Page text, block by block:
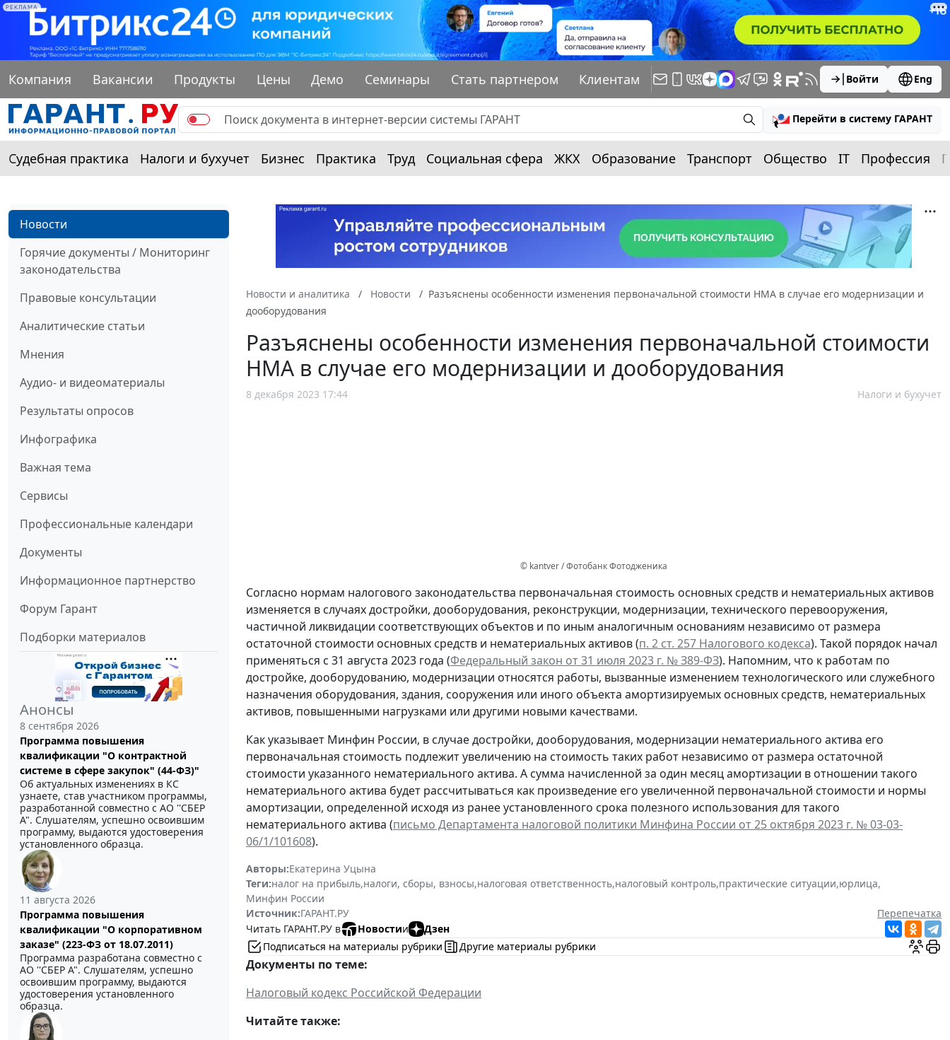
РЕКЛАМА
Компания Вакансии Продукты Цены Демо Семинары Стать партнером Клиентам Войти Eng
Перейти в систему ГАРАНТ
Судебная практика Налоги и бухучет Бизнес Практика Труд Социальная сфера ЖКХ Образование Транспорт Общество IT Профессия
Новости
Горячие документы / Мониторинг
законодательства
Правовые консультации
Аналитические статьи
Мнения
Аудио- и видеоматериалы
Результаты опросов
Инфографика
Важная тема
Сервисы
Профессиональные календари
Документы
Информационное партнерство
Форум Гарант
Подборки материалов
Анонсы
8 сентября 2026
Программа повышения
квалификации "О контрактной
системе в сфере закупок" (44-ФЗ)"
Об актуальных изменениях в КС
узнаете, став участником программы,
разработанной совместно с АО ''СБЕР
А". Слушателям, успешно освоившим
программу, выдаются удостоверения
установленного образца.
11 августа 2026
Программа повышения
квалификации "О корпоративном
заказе" (223-ФЗ от 18.07.2011)
Программа разработана совместно с
АО ''СБЕР А". Слушателям, успешно
освоившим программу, выдаются
удостоверения установленного
образца.
Новости и аналитика Новости
Разъяснены особенности изменения первоначальной стоимости НМА в случае его модернизации и
дооборудования
Разъяснены особенности изменения первоначальной стоимости
НМА в случае его модернизации и дооборудования
8 декабря 2023 17:44 Налоги и бухучет
© kantver / Фотобанк Фотодженика
Согласно нормам налогового законодательства первоначальная стоимость основных средств и нематериальных активов
изменяется в случаях достройки, дооборудования, реконструкции, модернизации, технического перевооружения,
частичной ликвидации соответствующих объектов и по иным аналогичным основаниям независимо от размера
остаточной стоимости основных средств и нематериальных активов (п. 2 ст. 257 Налогового кодекса). Такой порядок начал
применяться с 31 августа 2023 года (Федеральный закон от 31 июля 2023 г. № З89-ФЗ). Напомним, что к работам по
достройке, дооборудованию, модернизации относятся работы, вызванные изменением технологического или служебного
назначения оборудования, здания, сооружения или иного объекта амортизируемых основных средств, нематериальных
активов, повышенными нагрузками или другими новыми качествами.
Как указывает Минфин России, в случае достройки, дооборудования, модернизации нематериального актива его
первоначальная стоимость подлежит увеличению на стоимость таких работ независимо от размера остаточной
стоимости указанного нематериального актива. А сумма начисленной за один месяц амортизации в отношении такого
нематериального актива будет рассчитываться как произведение его увеличенной первоначальной стоимости и нормы
амортизации, определенной исходя из ранее установленного срока полезного использования для такого
нематериального актива (письмо Департамента налоговой политики Минфина России от 25 октября 2023 г. № 03-03-
06/1/101608).
Авторы:Екатерина Уцына
Теги:налог на прибыль,налоги, сборы, взносы,налоговая ответственность,налоговый контроль,практические ситуации,юрлица,
Минфин России
Источник:ГАРАНТ.РУ
Перепечатка
Читать ГАРАНТ.РУ в
Новостии
Дзен
Подписаться на материалы рубрики
Другие материалы рубрики
Документы по теме:
Налоговый кодекс Российской Федерации
Читайте также: